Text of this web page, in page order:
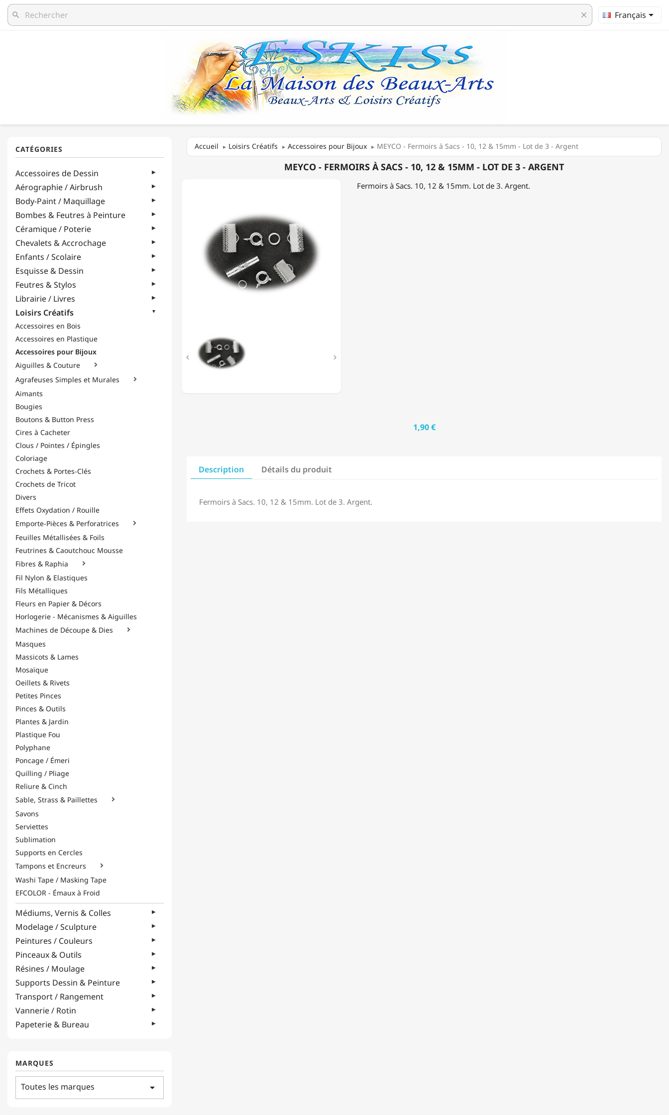
search clear Français
Accessoires de Dessin
Aérographie / Airbrush
Body-Paint / Maquillage
Bombes & Feutres à Peinture
Céramique / Poterie
Chevalets & Accrochage
Enfants / Scolaire
Esquisse & Dessin
Feutres & Stylos
Librairie / Livres
Loisirs Créatifs
Accessoires en Bois
Accessoires en Plastique
Accessoires pour Bijoux
Aiguilles & Couture

Agrafeuses Simples et Murales 
Aimants
Bougies
Boutons & Button Press
Cires à Cacheter
Clous / Pointes / Épingles
Coloriage
Crochets & Portes-Clés
Crochets de Tricot
Divers
Effets Oxydation / Rouille
Emporte-Pièces & Perforatrices

Feuilles Métallisées & Foils
Feutrines & Caoutchouc Mousse
Fibres & Raphia

Fil Nylon & Elastiques
Fils Métalliques
Fleurs en Papier & Décors
Horlogerie - Mécanismes & Aiguilles
Machines de Découpe & Dies

Masques
Massicots & Lames
Mosaïque
Oeillets & Rivets
Petites Pinces
Pinces & Outils
Plantes & Jardin
Plastique Fou
Polyphane
Poncage / Émeri
Quilling / Pliage
Reliure & Cinch
Sable, Strass & Paillettes

Savons
Serviettes
Sublimation
Supports en Cercles
Tampons et Encreurs

Washi Tape / Masking Tape
EFCOLOR - Émaux à Froid
Médiums, Vernis & Colles
Modelage / Sculpture
Peintures / Couleurs
Pinceaux & Outils
Résines / Moulage
Supports Dessin & Peinture
Transport / Rangement
Vannerie / Rotin
Papeterie & Bureau
MARQUES
Toutes les marques arrow_drop_down
Accueil Loisirs Créatifs Accessoires pour Bijoux MEYCO - Fermoirs à Sacs - 10, 12 & 15mm - Lot de 3 - Argent
15MM
MEYCO - FERMOIRS À SACS - 10, 12 & 15MM - LOT DE 3 - ARGENT
 
Fermoirs à Sacs. 10, 12 & 15mm. Lot de 3. Argent.
1,90 €
Description Détails du produit
Fermoirs à Sacs. 10, 12 & 15mm. Lot de 3. Argent.